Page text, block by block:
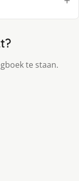
te staan.